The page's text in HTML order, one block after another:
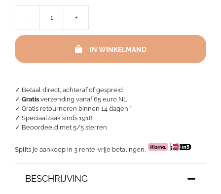
✓ Betaal direct, achteraf of gespreid
✓ Gratis verzending vanaf 65 euro NL
✓ Gratis retourneren binnen 14 dagen *
✓ Speciaalzaak sinds 1918
✓ Beoordeeld met 5/5 sterren
Splits je aankoop in 3 rente-vrije betalingen.
BESCHRIJVING
-
keukendoek
Platin
+
IN WINKELMAND